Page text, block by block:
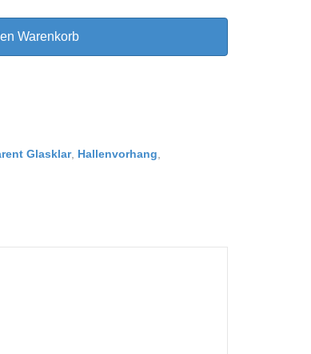
Warenkorb
Glasklar, Hallenvorhang